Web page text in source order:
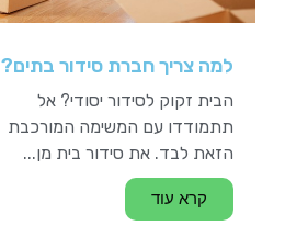
למה צריך חברת סידור בתים?
הבית זקוק לסידור יסודי? אל
תתמודדו עם המשימה המורכבת
הזאת לבד. את סידור בית מן...
קרא עוד